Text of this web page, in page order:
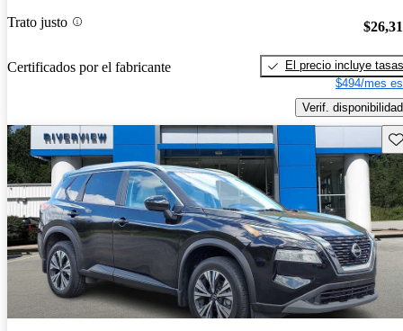
Trato justo
Certificados por el fabricante
El precio incluye tasas
$494/mes
Verif. disponibilidad